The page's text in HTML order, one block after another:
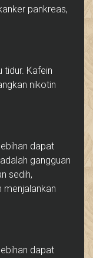
pankreas,
tidur. Kafein
nikotin
dapat
gangguan
sedih,
menjalankan
dapat